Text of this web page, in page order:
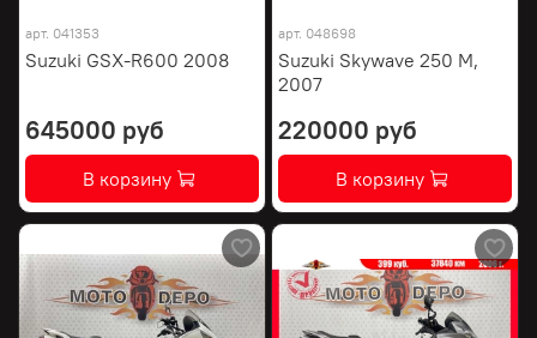
арт. 041353
Suzuki GSX-R600 2008
645000 руб
В корзину
арт. 048698
Suzuki Skywave 250 M,
2007
220000 руб
В корзину